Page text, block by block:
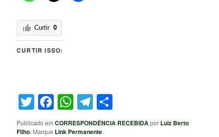
Curtir 0
CURTIR ISSO:
Twitter
Facebook
WhatsApp
Telegram
Publicado emCORRESPONDÊNCIA RECEBIDApor Luiz Berto
Filho. Marque Link Permanente.